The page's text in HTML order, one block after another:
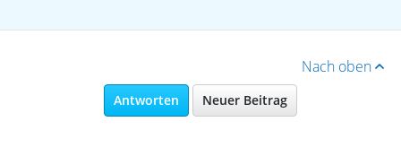
Nach oben
Antworten Neuer Beitrag